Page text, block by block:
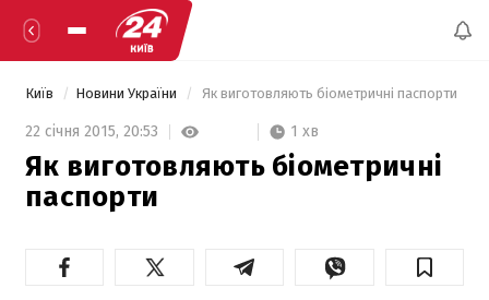
Київ Новини України Як виготовляють біометричні паспорти
22 січня 2015, 20:53 1 хв
Як виготовляють біометричні
паспорти